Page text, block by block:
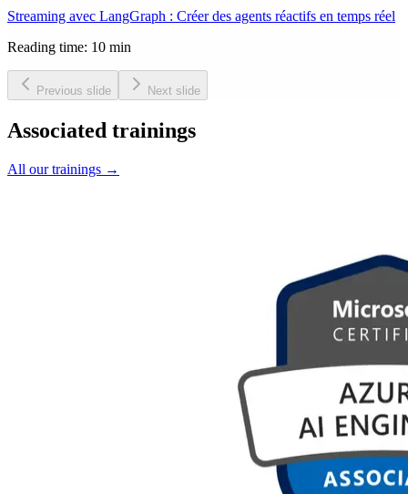
Streaming avec LangGraph : Créer des agents réactifs en temps réel
Reading time: 10 min
Previous slide Next slide
Associated trainings
All our trainings →